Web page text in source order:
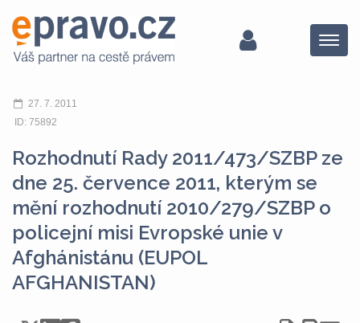
Menu
27. 7. 2011
ID: 75892
Rozhodnutí Rady 2011/473/SZBP ze
dne 25. července 2011, kterým se
mění rozhodnutí 2010/279/SZBP o
policejní misi Evropské unie v
Afghánistánu (EUPOL
AFGHANISTAN)